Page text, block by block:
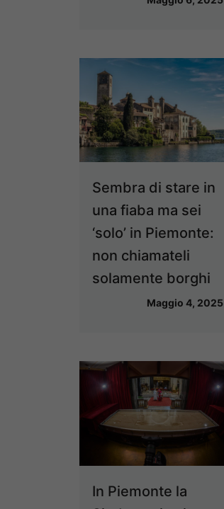
Sembra di stare in
una fiaba ma sei
‘solo’ in Piemonte:
non chiamateli
solamente borghi
Maggio 4, 2025
In Piemonte la